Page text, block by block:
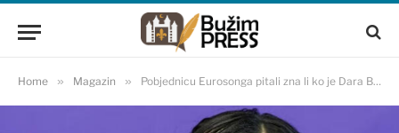
Home » Magazin » Pobjednicu Eurosonga pitali zna li ko je Dara Bubamara, odgovor iznenadio mnoge